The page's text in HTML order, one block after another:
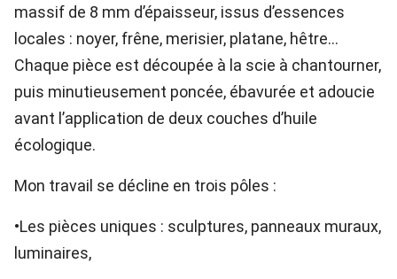
massif de 8 mm d’épaisseur, issus d’essences
locales : noyer, frêne, merisier, platane, hêtre…
Chaque pièce est découpée à la scie à chantourner,
puis minutieusement poncée, ébavurée et adoucie
avant l’application de deux couches d’huile
écologique.
Mon travail se décline en trois pôles :
•Les pièces uniques : sculptures, panneaux muraux,
luminaires,